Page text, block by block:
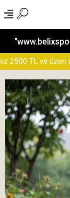
2500 TL ve üzeri